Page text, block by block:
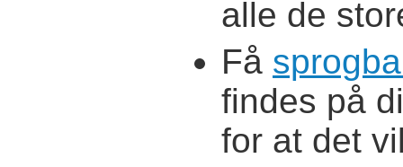
alle de
Få
findes på
for at det